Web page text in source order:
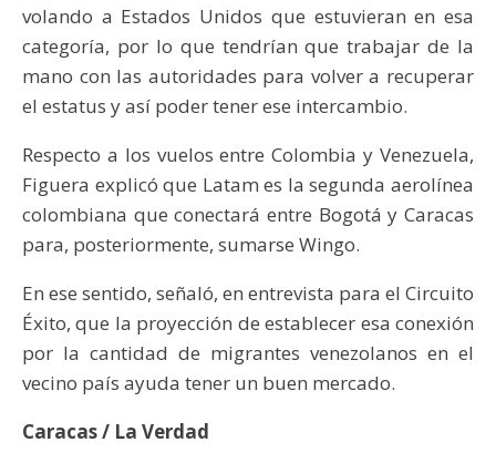
volando a Estados Unidos que estuvieran en esa
categoría, por lo que tendrían que trabajar de la
mano con las autoridades para volver a recuperar
el estatus y así poder tener ese intercambio.
Respecto a los vuelos entre Colombia y Venezuela,
Figuera explicó que Latam es la segunda aerolínea
colombiana que conectará entre Bogotá y Caracas
para, posteriormente, sumarse Wingo.
En ese sentido, señaló, en entrevista para el Circuito
Éxito, que la proyección de establecer esa conexión
por la cantidad de migrantes venezolanos en el
vecino país ayuda tener un buen mercado.
Caracas / La Verdad